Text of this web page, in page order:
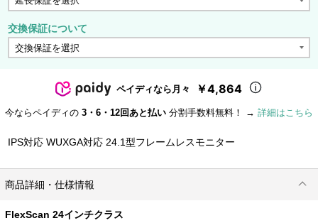
交換保証について
ペイディなら月々 ￥4,864
今ならペイディの 3・6・12回あと払い 分割手数料無料！ → 詳細はこちら
IPS対応 WUXGA対応 24.1型フレームレスモニター
商品詳細・仕様情報
FlexScan 24インチクラス